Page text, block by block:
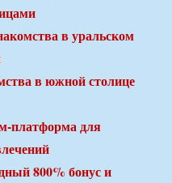
в уральском
в южной столице
платформа для
800% бонус и